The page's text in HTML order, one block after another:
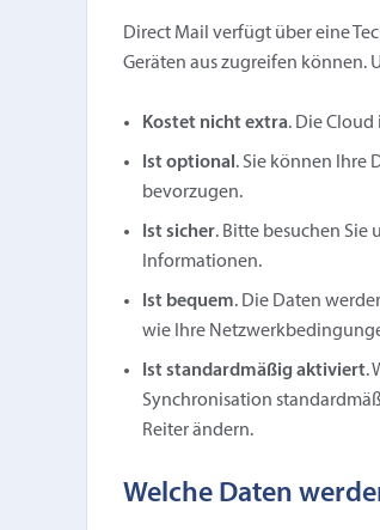
Direct Mail verfügt über eine
Geräten aus zugreifen können.
Kostet nicht extra. Die
Ist optional . Sie können Ihre
bevorzugen.
Ist sicher. Bitte besuchen Sie
Informationen.
Ist bequem. Die Daten
wie Ihre
Ist standardmäßig aktiviert.
Synchronisation
Reiter ändern.
Welche Daten